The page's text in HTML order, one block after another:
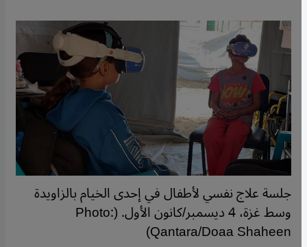
جلسة علاج نفسي لأطفال في إحدى الخيام بالزاويدة
وسط غزة، 4 ديسمبر/كانون الأول. (Photo:
Qantara/Doaa Shaheen)